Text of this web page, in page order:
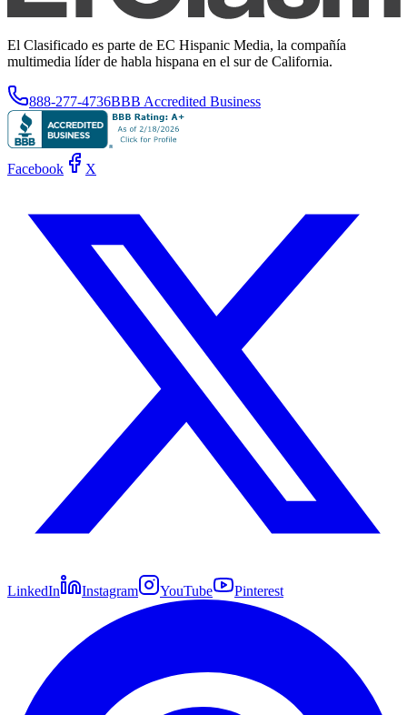
El Clasificado es parte de EC Hispanic Media, la compañía
multimedia líder de habla hispana en el sur de California.
888-277-4736BBB Accredited Business
Facebook X
LinkedIn Instagram YouTube Pinterest